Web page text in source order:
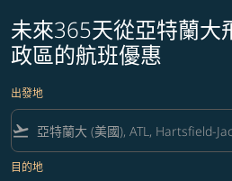
未來365天從亞特蘭大
政區的航班優惠
出發地
flight_takeoff
目的地